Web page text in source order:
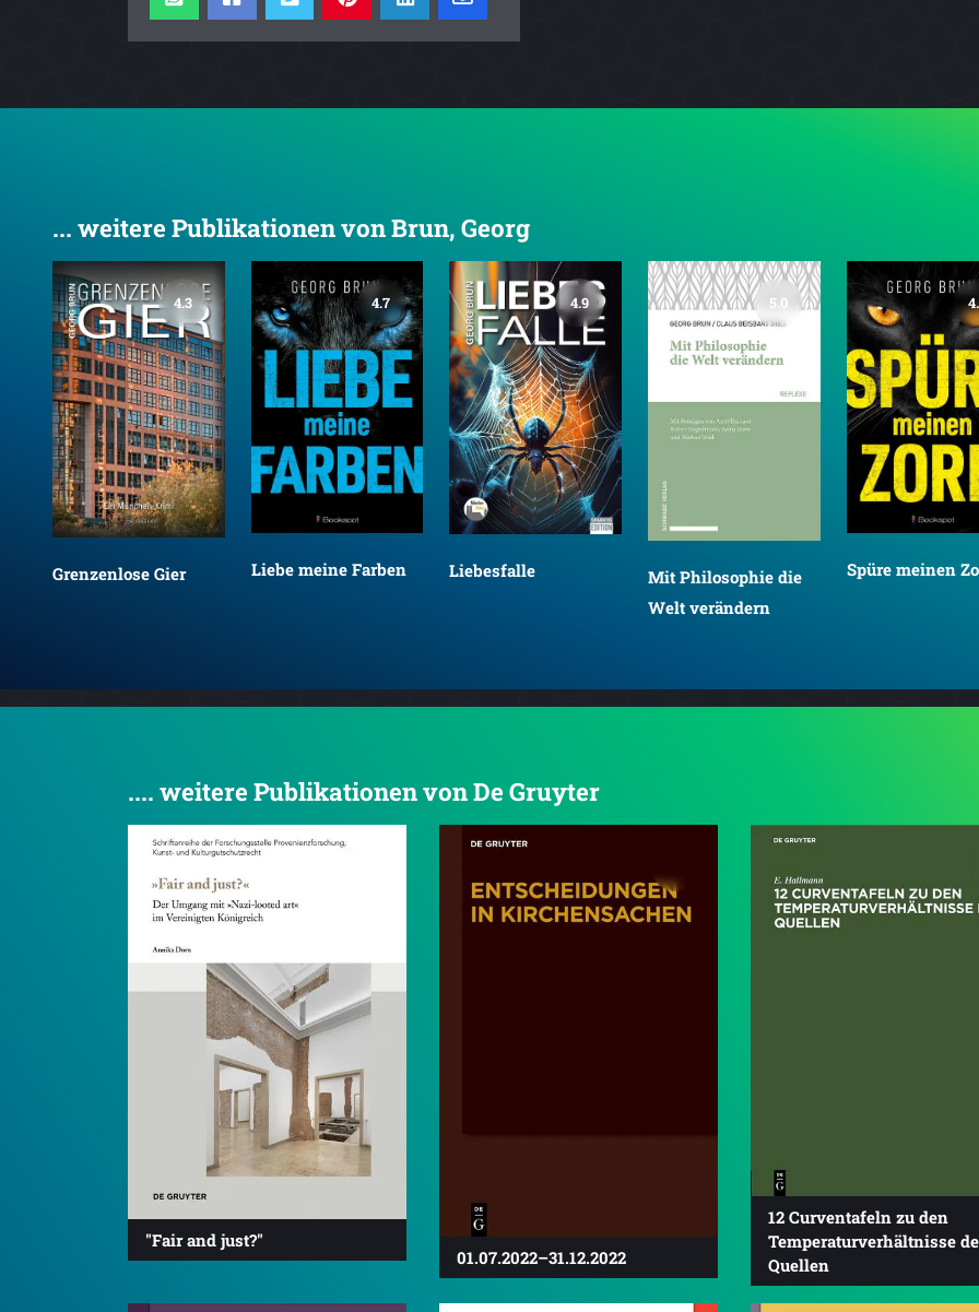
... weitere Publikationen von Brun, Georg
4.3
Grenzenlose Gier
4.7
Liebe meine Farben
4.9
Liebesfalle
5.0
Mit Philosophie die
Welt verändern
Spüre meinen
.... weitere Publikationen von De Gruyter
"Fair and just?"
01.07.2022–31.12.2022
12 Curventafeln zu den
Temperaturverhältnisse
Quellen